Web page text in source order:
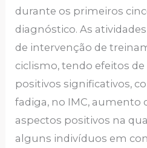
durante os primeiros
diagnóstico. As
de intervenção de
ciclismo, tendo efeitos
positivos significativos,
fadiga, no IMC, aumento
aspectos positivos na
alguns indivíduos em